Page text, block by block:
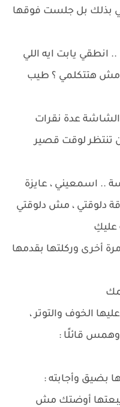
بذلك بل جلست فوقها
انطقي يابت ايه اللي
مش هتتكلمي ؟ طيب
عدة نقرات
تنتظر لوقت قصير
.. اسمعيني ، عايزة
دلوقتي ، مش دلوقتي
عليكِ
أخرى وركلتها بقدمها
الخوف والتوتر ،
وهمس قائلًا :
بضيق وأجابته :
يبعتها أوضتك مش